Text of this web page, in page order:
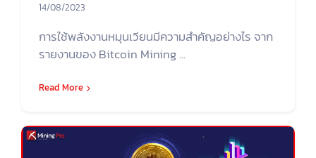
14/08/2023
การใช้พลังงานหมุนเวียนมีความสำคัญอย่างไร จาก
รายงานของ Bitcoin Mining ...
Read More